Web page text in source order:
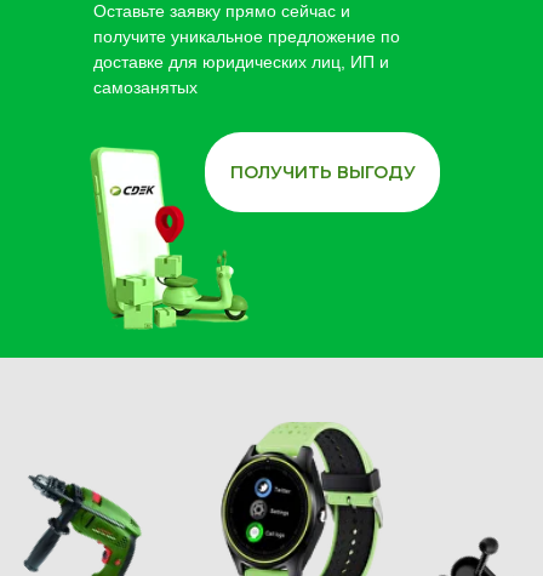
Оставьте заявку прямо сейчас и
получите уникальное предложение по
доставке для юридических лиц, ИП и
самозанятых
ПОЛУЧИТЬ ВЫГОДУ
Остались вопросы
по доставке?
Оставить заявку